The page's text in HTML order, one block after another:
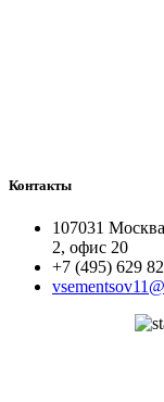
Контакты
107031
2, офис 20
+7 (495) 629